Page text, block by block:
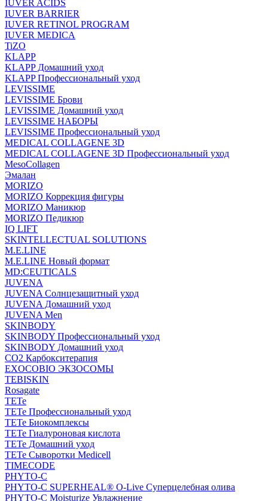
IUVER ACIDS
IUVER BARRIER
IUVER RETINOL PROGRAM
IUVER MEDICA
TiZO
KLAPP
KLAPP Домашний уход
KLAPP Профессиональный уход
LEVISSIME
LEVISSIME Брови
LEVISSIME Домашний уход
LEVISSIME НАБОРЫ
LEVISSIME Профессиональный уход
MEDICAL COLLAGENE 3D
MEDICAL COLLAGENE 3D Профессиональный уход
MesoCollagen
Эмалан
MORIZO
MORIZO Коррекция фигуры
MORIZO Маникюр
MORIZO Педикюр
IQ LIFT
SKINTELLECTUAL SOLUTIONS
M.E.LINE
M.E.LINE Новый формат
MD:CEUTICALS
JUVENA
JUVENA Солнцезащитный уход
JUVENA Домашний уход
JUVENA Men
SKINBODY
SKINBODY Профессиональный уход
SKINBODY Домашний уход
CO2 Карбокситерапия
EXOCOBIO ЭКЗОСОМЫ
TEBISKIN
Rosagate
TETe
TETe Профессиональный уход
TETe Биокомплексы
TETe Гиалуроновая кислота
TETe Домашний уход
TETe Сыворотки Medicell
TIMECODE
PHYTO-C
PHYTO-C SUPERHEAL® O-Live Суперцелебная олива
PHYTO-C Moisturize Увлажнение